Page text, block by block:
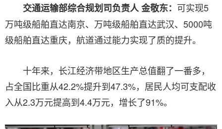
交通运输部综合规划司负责人 金敬东： 可实现5
万吨级船舶直达南京、万吨级船舶直达武汉、5000吨
级船舶直达重庆，航道通过能力实现了质的提升。
十年来，长江经济带地区生产总值翻了一番多，
占全国比重从42.2%提升到47.3%，居民人均可支配收
入从2.3万元提高到4.4万元，增长了91%。